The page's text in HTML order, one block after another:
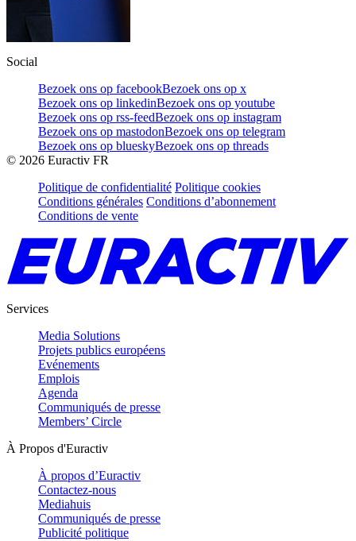
Social
Bezoek ons op facebookBezoek ons op x
Bezoek ons op linkedinBezoek ons op youtube
Bezoek ons op rss-feedBezoek ons op instagram
Bezoek ons op mastodonBezoek ons op telegram
Bezoek ons op blueskyBezoek ons op threads
© 2026 Euractiv FR
Politique de confidentialité Politique cookies
Conditions générales Conditions d’abonnement
Conditions de vente
Services
Media Solutions
Projets publics européens
Evénements
Emplois
Agenda
Communiqués de presse
Members’ Circle
À Propos d'Euractiv
À propos d’Euractiv
Contactez-nous
Mediahuis
Communiqués de presse
Publicité politique